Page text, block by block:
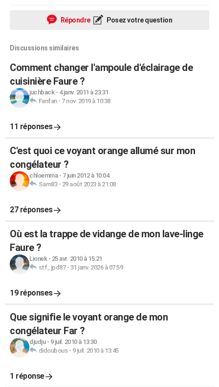
Répondre Posez votre question
Discussions similaires
Comment changer l'ampoule d'éclairage de
cuisinière Faure ?
juchback- 4 janv. 2011 à 23:31
Fanfan- 7 nov. 2019 à 10:38
11 réponses
C'est quoi ce voyant orange allumé sur mon
congélateur ?
chloemma- 7 juin 2012 à 10:04
Sam83- 29 août 2023 à 21:08
27 réponses
Où est la trappe de vidange de mon lave-linge
Faure ?
Lionek- 25 avr. 2010 à 15:21
stf_jpd87- 31 janv. 2026 à 07:59
19 réponses
Que signifie le voyant orange de mon
congélateur Far ?
djudju- 9 juil. 2010 à 13:30
didoubous- 9 juil. 2010 à 13:45
1 réponse